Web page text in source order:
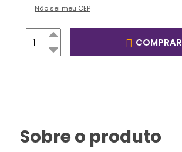
Não sei meu CEP
COMPRAR
Sobre o produto